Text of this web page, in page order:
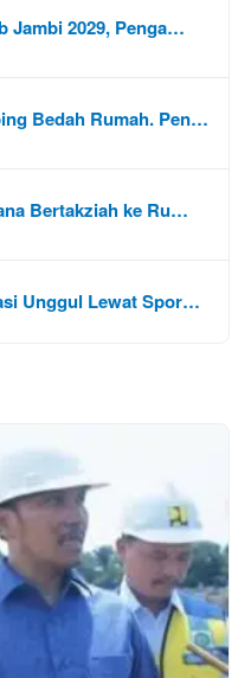
Jambi 2029, Penga…
Bedah Rumah. Pen…
Bertakziah ke Ru…
Unggul Lewat Spor…